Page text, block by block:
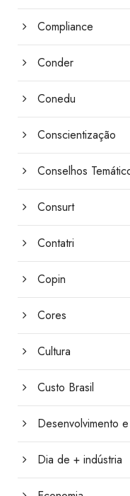
Compliance
Conder
Conedu
Conscientização
Conselhos
Consurt
Contatri
Copin
Cores
Cultura
Custo Brasil
Desenvolvimento
Dia de + indústria